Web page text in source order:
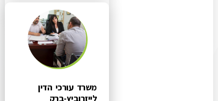
משרד עורכי הדין
לייזרוביץ-ברק